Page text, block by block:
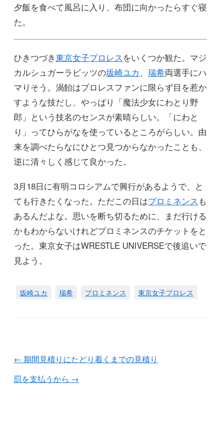
夕飯を食べて風呂に入り、布団に向かったらすぐ寝
た。
ひきつづき東京女子プロレスをいくつか観た。マジ
カルシュガーラビッツの坂崎ユカ、 瑞希両選手にハ
マりそう。渦飴はプロレスファンに限らず目を惹か
すような技だし、やっぱり「魔法少女にわとり野
郎」という技名のセンスが素晴らしい。「にわと
り」ってひらがなを使っているところがらしい。由
来を調べたらなにひとつ見つからなかったことも、
逆に清々しく感じて良かった。
3月18日に有明コロシアムで興行があるようで、と
ても行きたくなった。ただこの日はプロミネンス も
あるんだよな。思いを断ち切るために、まだ行ける
かもわからないけれどプロミネンスのチケットをと
った。東京女子はWRESTLE UNIVERSEで後追いで
見よう。
坂崎ユカ 瑞希 プロミネンス 東京女子プロレス
← 期間見積りにたどり着くまでの見積り
罰を支払うから →